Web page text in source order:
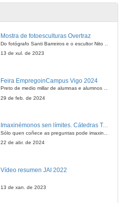
Mostra de fotoesculturas Overtraz
13 de xul. de 2023
Feira EmpregoinCampus Vigo 2024
Preto de medio millar de alumnas e alumnos buscan coñecer máis de preto as oportunidades que lles achegan as arredor de medio cento de empresas que participan na edición viguesa da feira. Xunto coa visita aos stands, durante a feria desenvólvense varias actividades complementarias, como obradoiros, conversas, mesas redondas ou o pasaporte de empregabilidade, un espazo no que poderán recibir asesoramento sobre o seu CV.
29 de feb. de 2024
Imaxinémonos sen límites. Cátedras Telefónica
22 de abr. de 2024
Vídeo resumen JAI 2022
13 de xan. de 2023